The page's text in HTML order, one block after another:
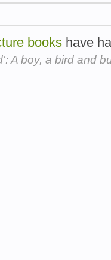
books have
A boy, a bird and